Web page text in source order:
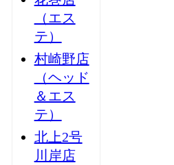
（エス
テ）
村崎野店
（ヘッド
＆エス
テ）
北上2号
川岸店